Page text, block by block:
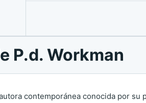
P.d. Workman
contemporánea conocida por